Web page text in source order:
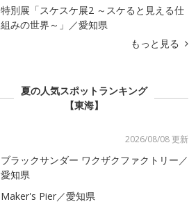
特別展「スケスケ展2 ～スケると見える仕
組みの世界～」／愛知県
もっと見る
夏の人気スポットランキング
【東海】
2026/08/08 更新
ブラックサンダー ワクザクファクトリー／
愛知県
Maker's Pier／愛知県